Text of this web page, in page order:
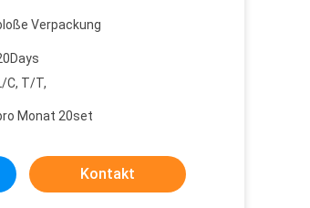
Verpackung
C, T/T,
Monat 20set
Kontakt